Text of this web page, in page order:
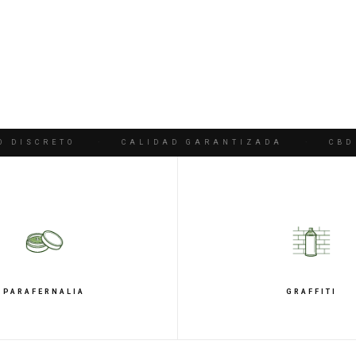
· CALIDAD GARANTIZADA · CBD
PARAFERNALIA GRAFFITI